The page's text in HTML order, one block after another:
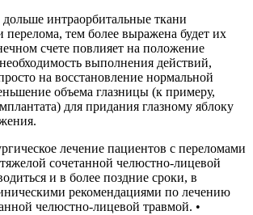
интраорбитальные ткани
тем более выражена будет их
счете повлияет на положение
выполнения действий,
на восстановление нормальной
объема глазницы (к примеру,
для придания глазному яблоку
лечение пациентов с переломами
сочетанной челюстно-лицевой
и в более поздние сроки, в
рекомендациями по лечению
челюстно-лицевой травмой. •